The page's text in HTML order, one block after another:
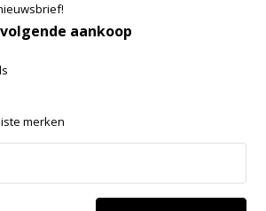
Sorteren op:
aankoop
merken